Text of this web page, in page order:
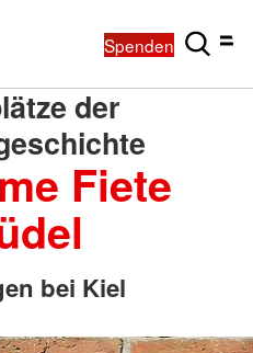
Spenden
der
Fiete
bei Kiel